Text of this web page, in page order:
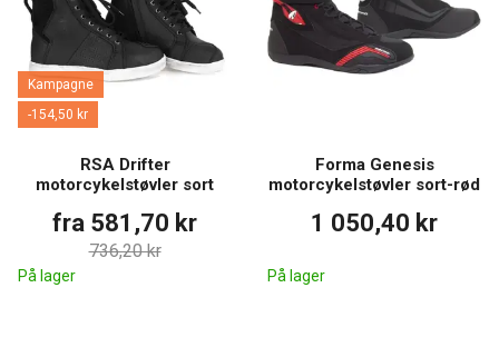
Kampagne
-154,50 kr
RSA Drifter
motorcykelstøvler sort
fra 581,70 kr
736,20 kr
På lager
Forma Genesis
motorcykelstøvler sort-rød
1 050,40 kr
På lager